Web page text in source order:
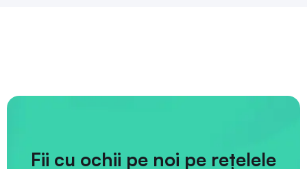
Fii cu ochii pe noi pe rețelele